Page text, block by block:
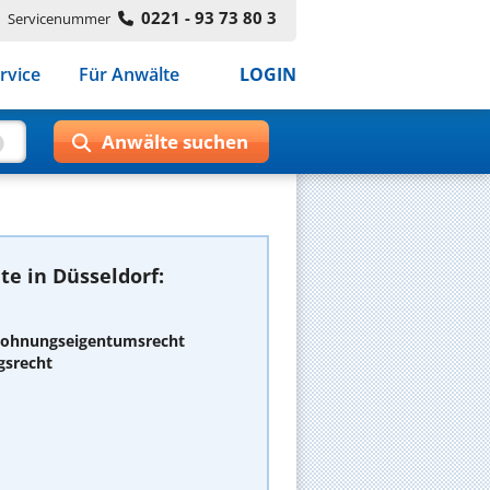
Servicenummer 0221 - 93 73 80 3
Für Anwälte LOGIN
in Düsseldorf: